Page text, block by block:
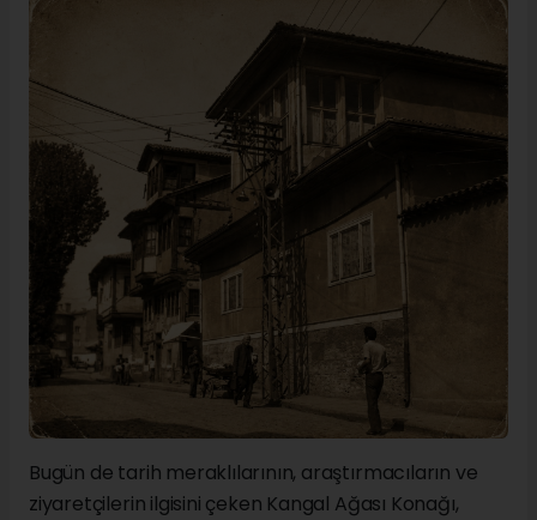
Bugün de tarih meraklılarının, araştırmacıların ve
ziyaretçilerin ilgisini çeken Kangal Ağası Konağı,